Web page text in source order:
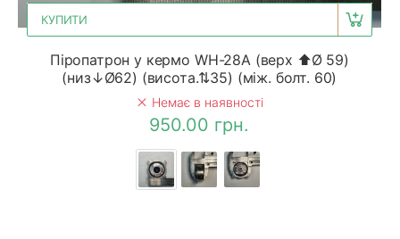
КУПИТИ
Піропатрон у кермо WH-28A (верх ⬆Ø 59)
(низ↓Ø62) (висота.⇅35) (між. болт. 60)
Немає в наявності
950.00 грн.